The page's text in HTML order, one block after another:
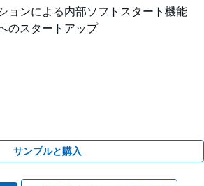
ョンによる内部ソフトスタート機能
のスタートアップ
サンプルと購入